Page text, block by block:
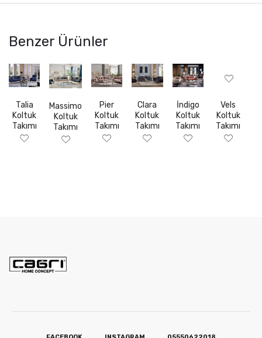
Benzer Ürünler
Talia
Koltuk
Takımı
Massimo
Koltuk
Takımı
Pier
Koltuk
Takımı
Clara
Koltuk
Takımı
İndigo
Koltuk
Takımı
Vels
Koltuk
Takımı